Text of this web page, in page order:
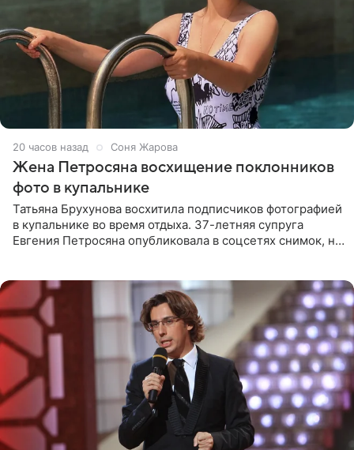
20 часов назад Соня Жарова
Жена Петросяна восхищение поклонников
фото в купальнике
Татьяна Брухунова восхитила подписчиков фотографией
в купальнике во время отдыха. 37-летняя супруга
Евгения Петросяна опубликовала в соцсетях снимок, на